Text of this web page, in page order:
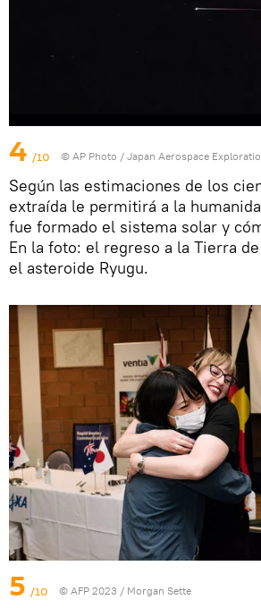
4 /10 © AP Photo / Japan Aerospace
Según las estimaciones de los
extraída le permitirá a la
fue formado el sistema solar y
En la foto: el regreso a la Tierra
el asteroide Ryugu.
5 /10 © AFP 2023 / Morgan Sette